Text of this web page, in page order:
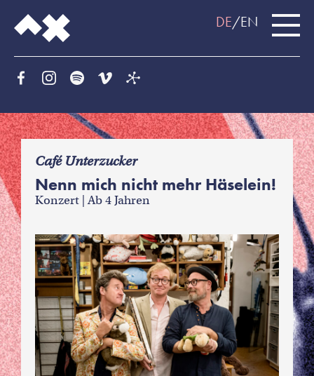
DE EN
f
Café Unterzucker
Nenn mich nicht mehr Häselein!
Konzert | Ab 4 Jahren